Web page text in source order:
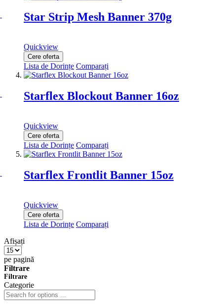
Star Strip Mesh Banner 370g
Quickview
Cere oferta
Lista de Dorințe Comparați
Starflex Blockout Banner 16oz
Quickview
Cere oferta
Lista de Dorințe Comparați
Starflex Frontlit Banner 15oz
Quickview
Cere oferta
Lista de Dorințe Comparați
Afișați
pe pagină
Filtrare
Filtrare
Categorie